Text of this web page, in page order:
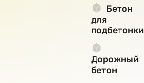
Бетон
для
подбетонки
Дорожный
бетон